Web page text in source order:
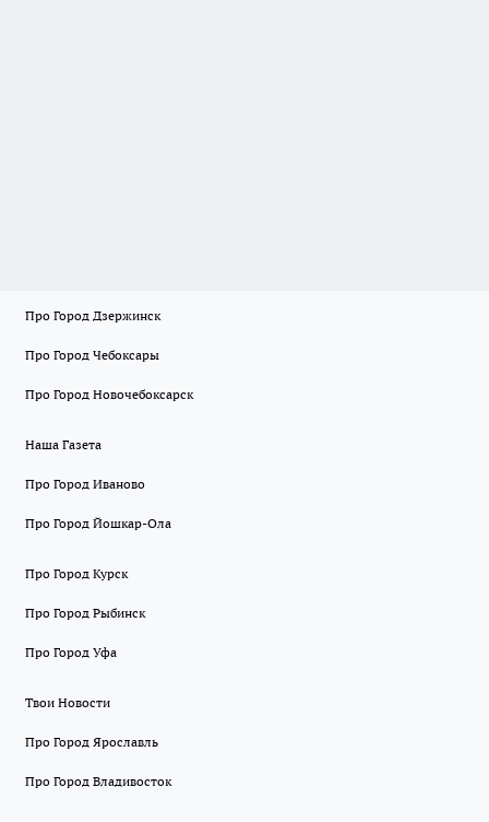
Про Город Дзержинск
Про Город Чебоксары
Про Город Новочебоксарск
Наша Газета
Про Город Иваново
Про Город Йошкар-Ола
Про Город Курск
Про Город Рыбинск
Про Город Уфа
Твои Новости
Про Город Ярославль
Про Город Владивосток